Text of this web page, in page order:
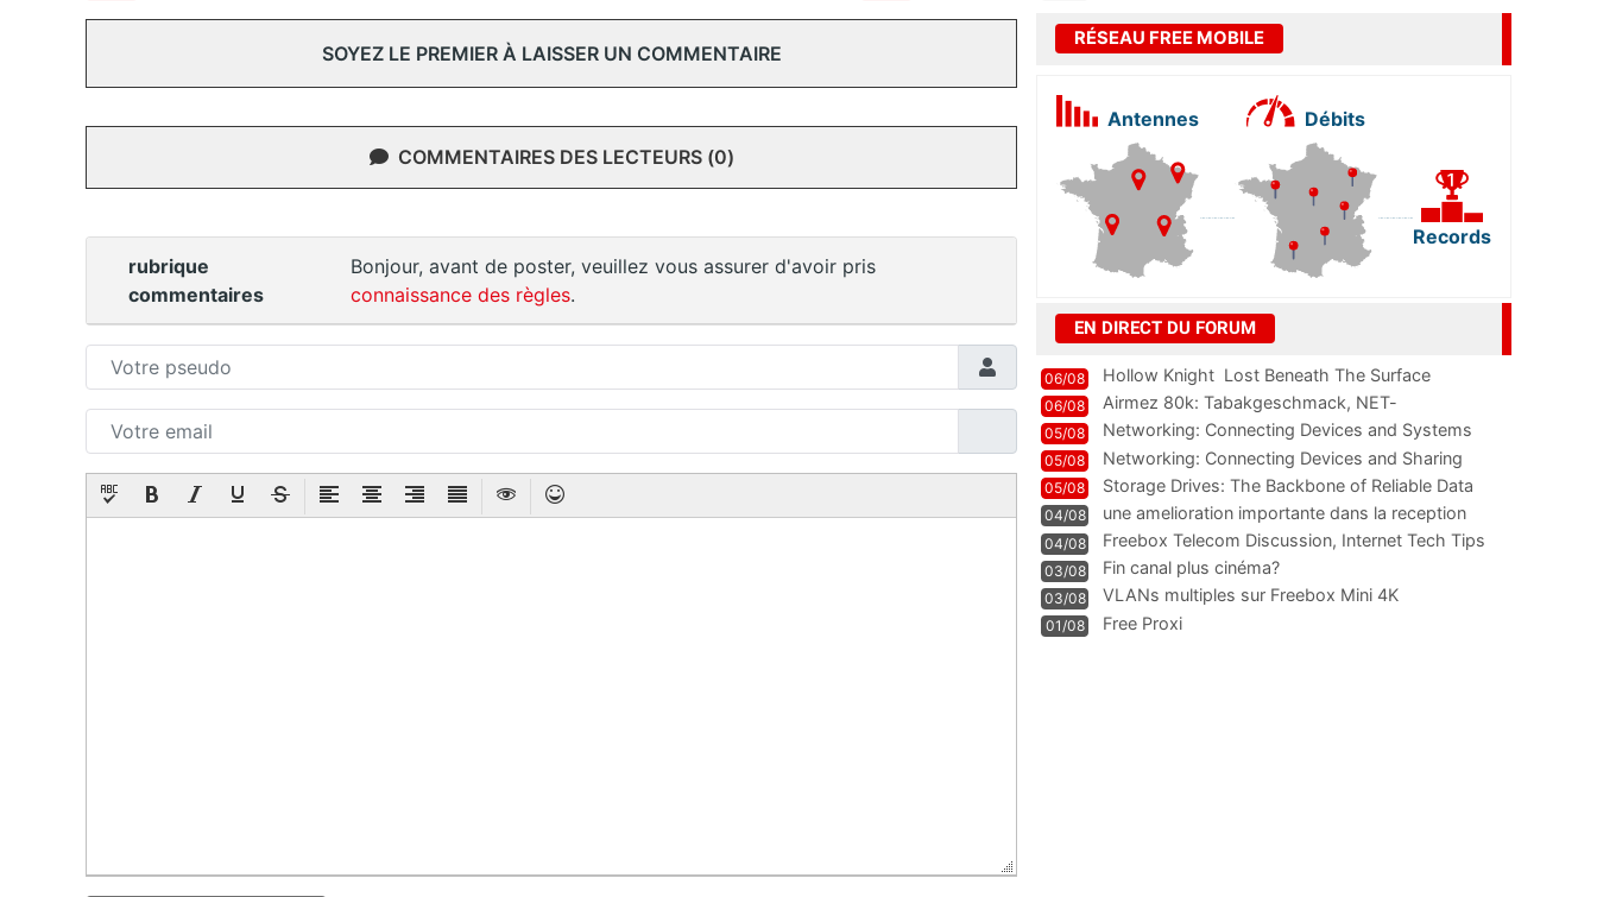
SOYEZ LE PREMIER À LAISSER UN COMMENTAIRE
COMMENTAIRES DES LECTEURS (0)
rubrique
commentaires
Bonjour, avant de poster, veuillez vous assurer d'avoir pris
connaissance des règles.
RÉSEAU FREE MOBILE
Antennes Débits
Records
EN DIRECT DU FORUM
06/08 Hollow Knight  Lost Beneath The Surface
06/08
Airmez 80k: Tabakgeschmack, NET-
Technologie und Leistung im
05/08 Networking: Connecting Devices and Systems
05/08
Networking: Connecting Devices and Sharing
Information
05/08
Storage Drives: The Backbone of Reliable Data
Management
04/08
une amelioration importante dans la reception
WIFI
04/08
Freebox Telecom Discussion, Internet Tech Tips
Communi
03/08 Fin canal plus cinéma?
03/08 VLANs multiples sur Freebox Mini 4K
01/08 Free Proxi